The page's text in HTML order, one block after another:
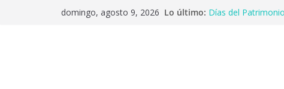
domingo, agosto 9, 2026 Lo último: Días del
microcervecerías
Primer crédito en